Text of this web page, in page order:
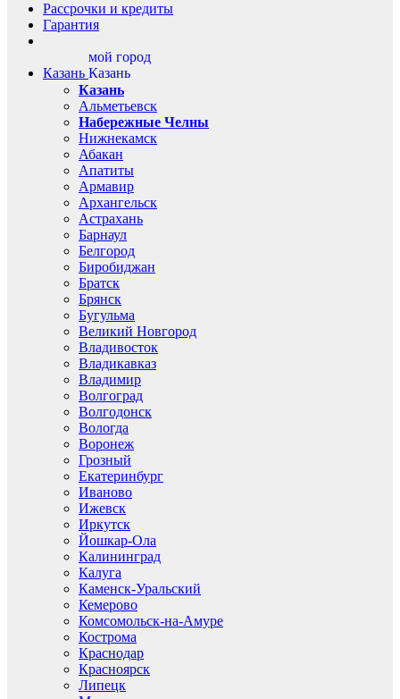
Рассрочки и кредиты
Гарантия
Казань
мой город
Казань
Казань
Альметьевск
Набережные Челны
Нижнекамск
Абакан
Апатиты
Армавир
Архангельск
Астрахань
Барнаул
Белгород
Биробиджан
Братск
Брянск
Бугульма
Великий Новгород
Владивосток
Владикавказ
Владимир
Волгоград
Волгодонск
Вологда
Воронеж
Грозный
Екатеринбург
Иваново
Ижевск
Иркутск
Йошкар-Ола
Калининград
Калуга
Каменск-Уральский
Кемерово
Комсомольск-на-Амуре
Кострома
Краснодар
Красноярск
Липецк